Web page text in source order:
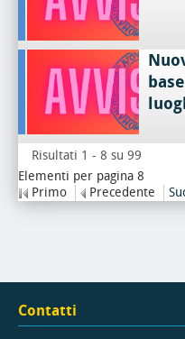
Risultati 1 - 8 su 99
Elementi per pagina 8
Primo
Precedente
Contatti